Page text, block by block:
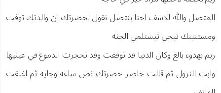
المتصل والله للاسف احنا بنتصل نقول لحضرتك ان والدتك توفت
ومستنينك تيجي تيستلمي الجثه
ريم بهدوء بالغ وكان الدنيا قد توقفت وقد تحجرت الدموع في عينيها
وابت النزول ثم قالت حاضر خضرتك نص ساعه وجايه ثم اغلقت